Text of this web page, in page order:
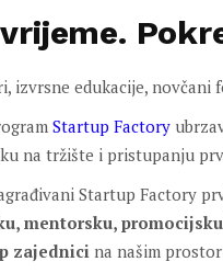
vrijeme.
izvrsne edukacije, novčani
Startup Factory
na tržište i pristupanju
Startup Factory
mentorsku,
zajednici na našim